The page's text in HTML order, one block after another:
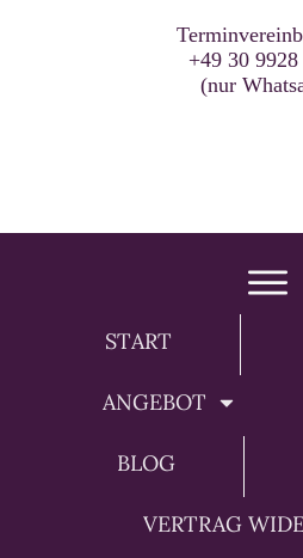
+49 30 9928
(nur
START
ANGEBOT
BLOG
VERTRAG